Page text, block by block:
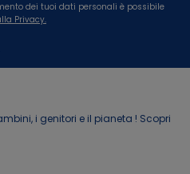
dei tuoi dati personali è possibile
Privacy.
i genitori e il pianeta ! Scopri